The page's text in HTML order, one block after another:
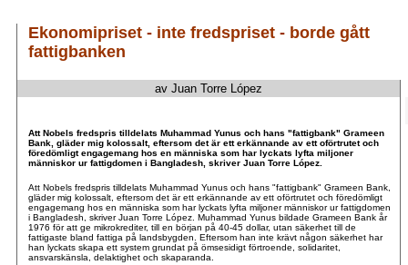
Ekonomipriset - inte fredspriset - borde gått
fattigbanken
av Juan Torre López
Att Nobels fredspris tilldelats Muhammad Yunus och hans "fattigbank" Grameen
Bank, gläder mig kolossalt, eftersom det är ett erkännande av ett oförtrutet och
föredömligt engagemang hos en människa som har lyckats lyfta miljoner
människor ur fattigdomen i Bangladesh, skriver Juan Torre López.
Att Nobels fredspris tilldelats Muhammad Yunus och hans "fattigbank" Grameen Bank,
gläder mig kolossalt, eftersom det är ett erkännande av ett oförtrutet och föredömligt
engagemang hos en människa som har lyckats lyfta miljoner människor ur fattigdomen
i Bangladesh, skriver Juan Torre López. Muhammad Yunus bildade Grameen Bank år
1976 för att ge mikrokrediter, till en början på 40-45 dollar, utan säkerhet till de
fattigaste bland fattiga på landsbygden. Eftersom han inte krävt någon säkerhet har
han lyckats skapa ett system grundat på ömsesidigt förtroende, solidaritet,
ansvarskänsla, delaktighet och skaparanda.